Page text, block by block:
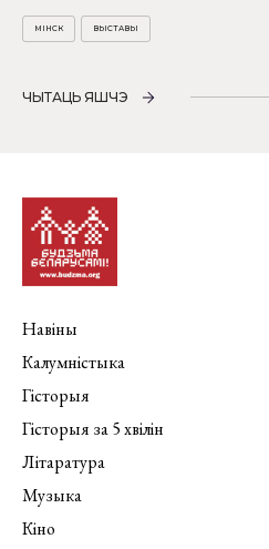
МІНСК ВЫСТАВЫ
ЧЫТАЦЬ ЯШЧЭ
Навіны
Калумністыка
Гісторыя
Гісторыя за 5 хвілін
Літаратура
Музыка
Кіно